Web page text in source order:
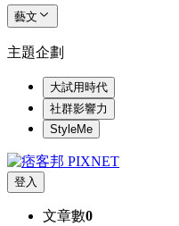
藝文
主題企劃
大試用時代
社群影響力
StyleMe
登入
文章數0